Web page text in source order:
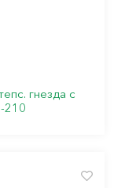
гнезда с
210